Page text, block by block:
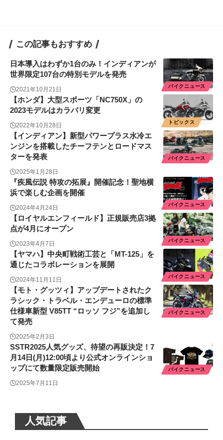
この記事もおすすめ
バイクニュース
日本導入はわずか1台のみ！インディアンが
世界限定107台の特別モデルを発売
2021年10月21日
トピックス
【ホンダ】大型スポーツ「NC750X」の
2023モデルはカラバリ変更
2022年10月28日
バイクニュース
【インディアン】新型パワープラス水冷エ
ンジンを搭載したチーフテンとロードマス
ターを発表
2025年1月28日
バイクニュース
『疾風伝説 特攻の拓展』開催記念！聖地横
浜で楽しむ企画を開催
2024年4月24日
バイクニュース
【ロイヤルエンフィールド】正規販売店3拠
点が4月にオープン
2023年4月7日
バイクニュース
【ヤマハ】中央町戦術工芸と「MT-125」を
通じたコラボレーションを展開
2024年11月11日
バイクニュース
【モト・グッツィ】アップデートされたク
ラシック・トラベル・エンデューロの標準
仕様車新型 V85TT “ロッソ フジ”を追加し
て発売
2025年2月3日
バイクニュース
SSTR2025人気グッズ、待望の再販決定！7
月14日(月)12:00頃より公式オンラインショ
ップにて数量限定販売開始
2025年7月11日
人気記事